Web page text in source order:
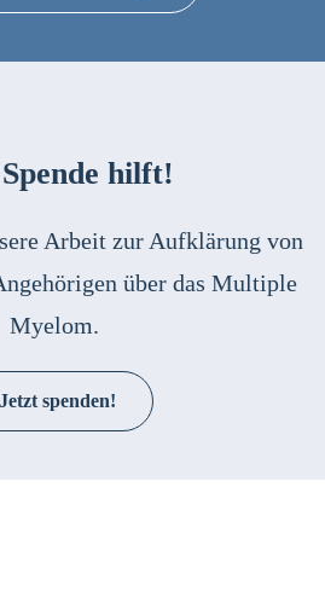
hilft!
Arbeit zur Aufklärung von
über das Multiple
Myelom.
Jetzt spenden!